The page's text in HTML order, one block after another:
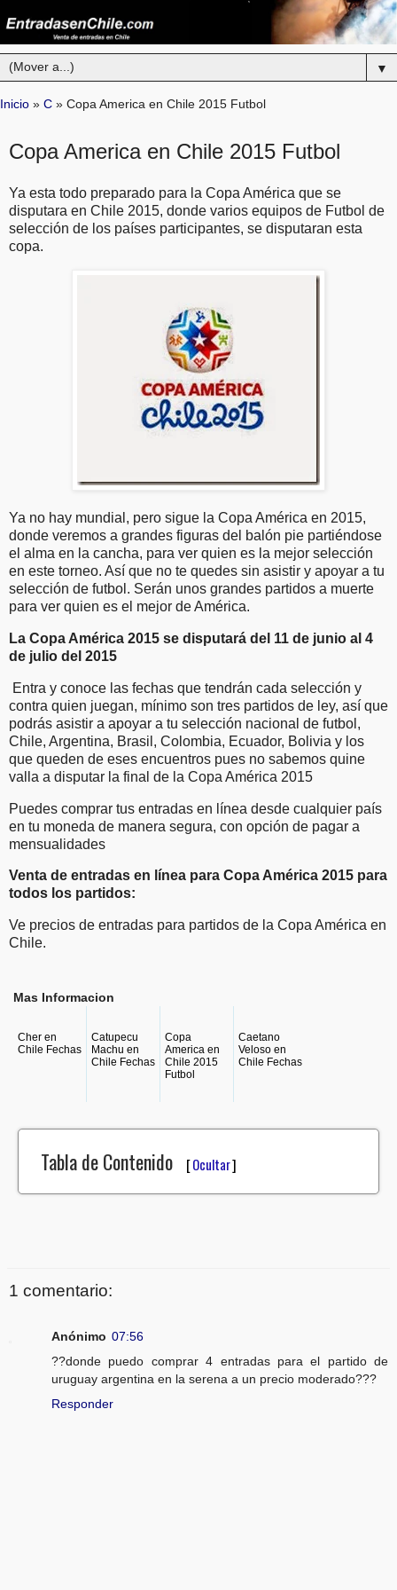
▼
Inicio » C » Copa America en Chile 2015 Futbol
Copa America en Chile 2015 Futbol
Ya esta todo preparado para la Copa América que se
disputara en Chile 2015, donde varios equipos de Futbol de
selección de los países participantes, se disputaran esta
copa.
Ya no hay mundial, pero sigue la Copa América en 2015,
donde veremos a grandes figuras del balón pie partiéndose
el alma en la cancha, para ver quien es la mejor selección
en este torneo. Así que no te quedes sin asistir y apoyar a tu
selección de futbol. Serán unos grandes partidos a muerte
para ver quien es el mejor de América.
La Copa América 2015 se disputará del 11 de junio al 4
de julio del 2015
Entra y conoce las fechas que tendrán cada selección y
contra quien juegan, mínimo son tres partidos de ley, así que
podrás asistir a apoyar a tu selección nacional de futbol,
Chile, Argentina, Brasil, Colombia, Ecuador, Bolivia y los
que queden de eses encuentros pues no sabemos quine
valla a disputar la final de la Copa América 2015
Puedes comprar tus entradas en línea desde cualquier país
en tu moneda de manera segura, con opción de pagar a
mensualidades
Venta de entradas en línea para Copa América 2015 para
todos los partidos:
Ve precios de entradas para partidos de la Copa América en
Chile.
Mas Informacion
Cher en
Chile Fechas
Catupecu
Machu en
Chile Fechas
Copa
America en
Chile 2015
Futbol
Caetano
Veloso en
Chile Fechas
Tabla de Contenido [Ocultar]
1 comentario:
Anónimo 07:56
??donde puedo comprar 4 entradas para el partido de
uruguay argentina en la serena a un precio moderado???
Responder